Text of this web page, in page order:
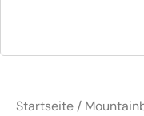
Startseite /